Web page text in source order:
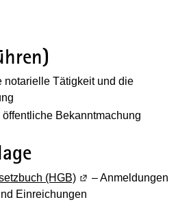
notarielle Tätigkeit und die
Bekanntmachung
(HGB) (Wird in einem neuen
– Anmeldungen
Einreichungen